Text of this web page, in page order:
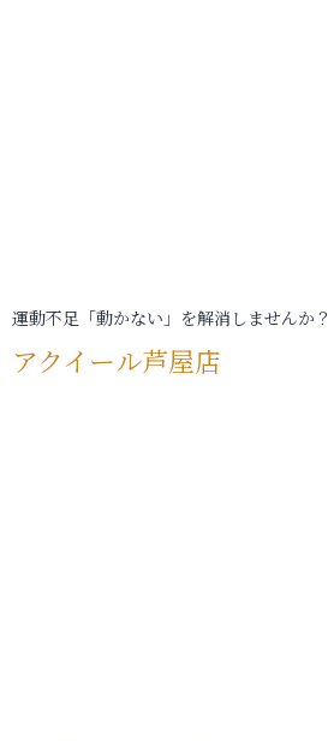
運動不足「動かない」を解消しませんか？
アクイール芦屋店